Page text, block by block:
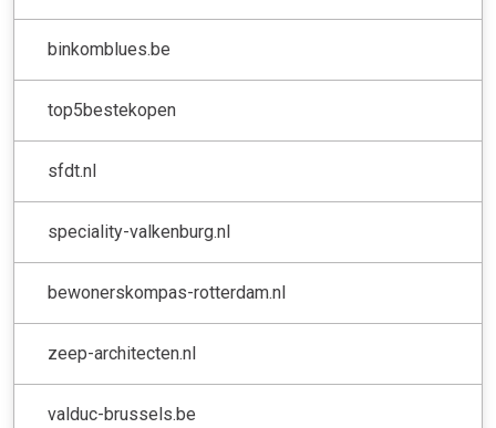
binkomblues.be
top5bestekopen
sfdt.nl
speciality-valkenburg.nl
bewonerskompas-rotterdam.nl
zeep-architecten.nl
valduc-brussels.be